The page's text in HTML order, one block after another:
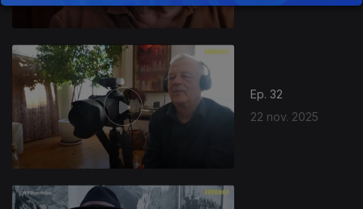
Ep. 32
22 nov. 2025